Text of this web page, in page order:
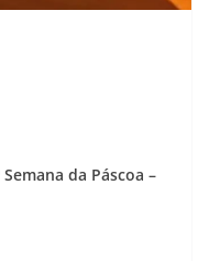
da Páscoa –